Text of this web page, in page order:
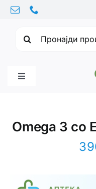
Skip
content
Toggle
Omega 3 со